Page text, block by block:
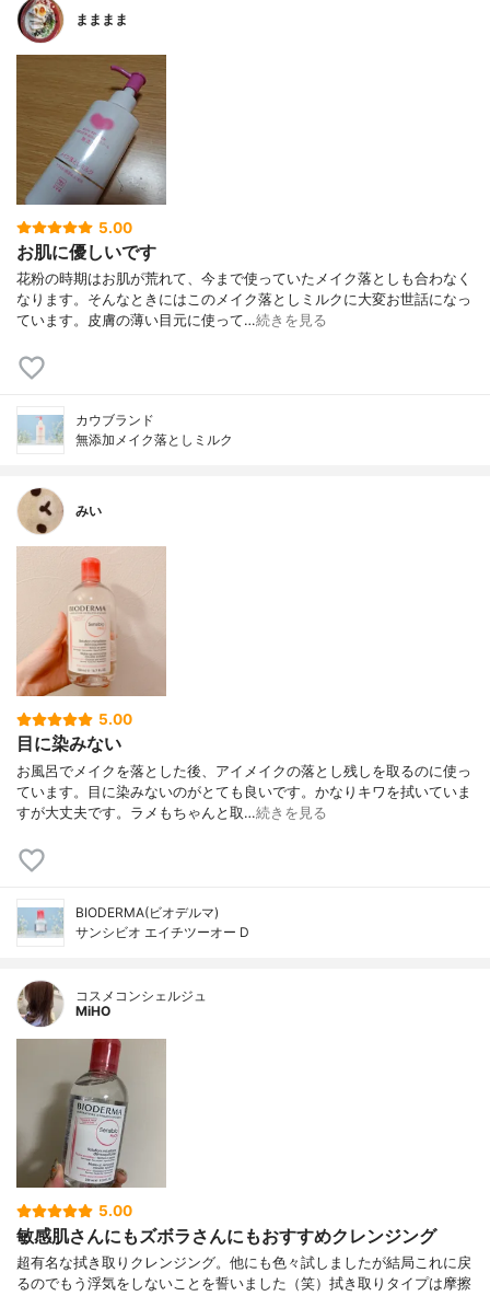
まままま
5.00
お肌に優しいです
花粉の時期はお肌が荒れて、今まで使っていたメイク落としも合わなく
なります。そんなときにはこのメイク落としミルクに大変お世話になっ
ています。皮膚の薄い目元に使って…続きを見る
カウブランド
無添加メイク落としミルク
みい
5.00
目に染みない
お風呂でメイクを落とした後、アイメイクの落とし残しを取るのに使っ
ています。目に染みないのがとても良いです。かなりキワを拭いていま
すが大丈夫です。ラメもちゃんと取…続きを見る
BIODERMA(ビオデルマ)
サンシビオ エイチツーオー D
コスメコンシェルジュ
MiHO
5.00
敏感肌さんにもズボラさんにもおすすめクレンジング
超有名な拭き取りクレンジング。他にも色々試しましたが結局これに戻
るのでもう浮気をしないことを誓いました（笑）拭き取りタイプは摩擦